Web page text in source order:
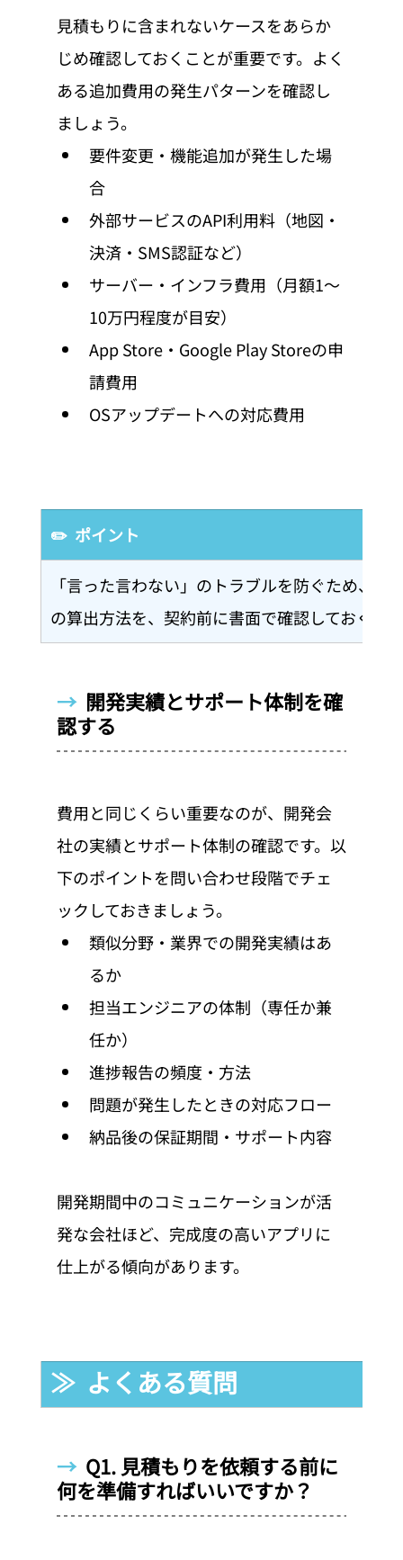
見積もりに含まれないケースをあらか
じめ確認しておくことが重要です。よく
ある追加費用の発生パターンを確認し
ましょう。
要件変更・機能追加が発生した場
合
外部サービスのAPI利用料（地図・
決済・SMS認証など）
サーバー・インフラ費用（月額1〜
10万円程度が目安）
App Store・Google Play Storeの申
請費用
OSアップデートへの対応費用
✏️  ポイント
「言った言わない」のトラブルを防ぐため、
の算出方法を、契約前に書面で確認しておくこ
→ 開発実績とサポート体制を確
認する
費用と同じくらい重要なのが、開発会
社の実績とサポート体制の確認です。以
下のポイントを問い合わせ段階でチェ
ックしておきましょう。
類似分野・業界での開発実績はあ
るか
担当エンジニアの体制（専任か兼
任か）
進捗報告の頻度・方法
問題が発生したときの対応フロー
納品後の保証期間・サポート内容
開発期間中のコミュニケーションが活
発な会社ほど、完成度の高いアプリに
仕上がる傾向があります。
≫  よくある質問
→ Q1. 見積もりを依頼する前に
何を準備すればいいですか？